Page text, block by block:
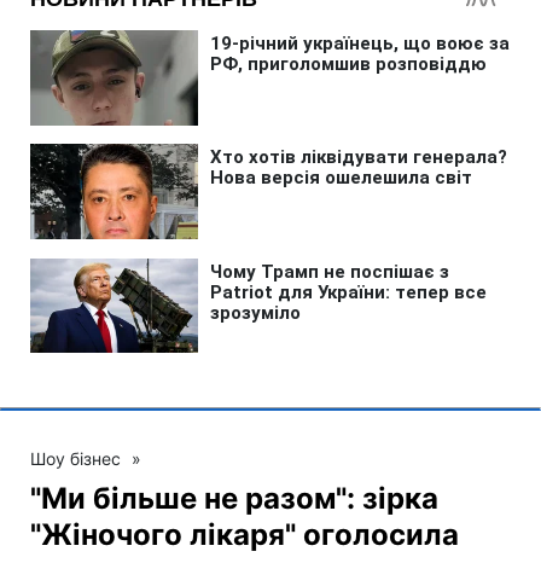
Шоу бізнес »
"Ми більше не разом": зірка
"Жіночого лікаря" оголосила